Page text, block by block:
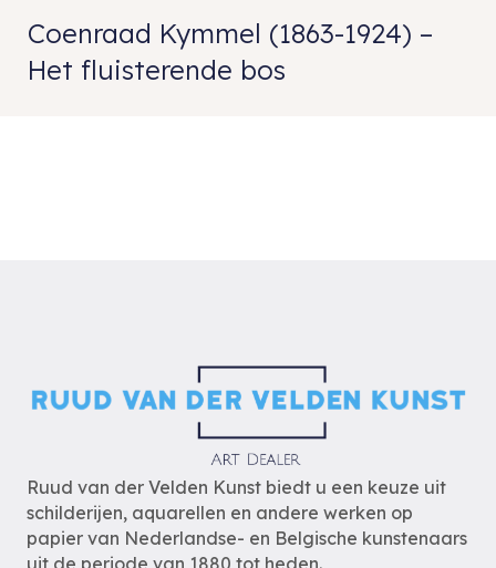
Coenraad Kymmel (1863-1924) –
Het fluisterende bos
Ruud van der Velden Kunst biedt u een keuze uit
schilderijen, aquarellen en andere werken op
papier van Nederlandse- en Belgische kunstenaars